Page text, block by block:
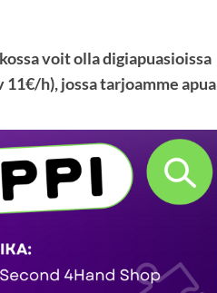
voit olla digiapuasioissa
h), jossa tarjoamme apua